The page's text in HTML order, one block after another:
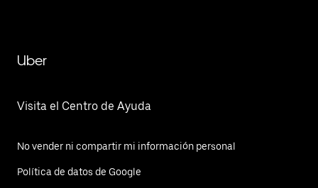
Uber
Visita el Centro de Ayuda
No vender ni compartir mi información personal
Política de datos de Google